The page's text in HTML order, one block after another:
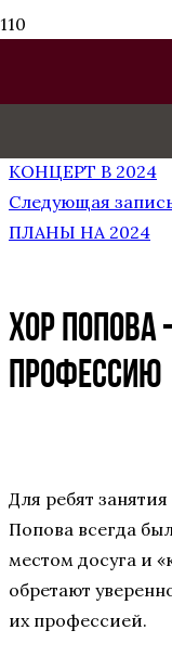
Предыдущая
КОНЦЕРТ В 2024
Следующая
ПЛАНЫ НА 2024
ХОР ПОПОВА
ПРОФЕССИЮ
Для ребят
Попова всегда
местом досуга и
обретают
их профессией.